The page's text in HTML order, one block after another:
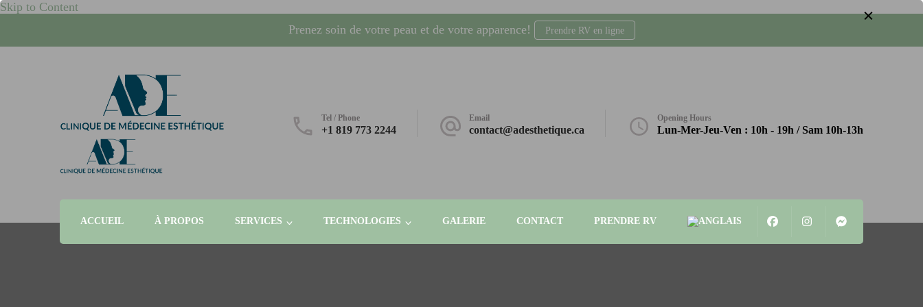
Skip to Content
Prenez soin de votre peau et de votre apparence!
Prendre RV en ligne
whcrand
Injections Botox, fillers, visage, technologies microneedling, laser, radio-fréquence. Gatineau, Plateau AGORA
Tel / Phone
+1 819 773 2244
Email
contact@adesthetique.ca
Opening Hours
Lun-Mer-Jeu-Ven : 10h - 19h / Sam 10h-13h
ACCUEIL À PROPOS SERVICES TECHNOLOGIES GALERIE CONTACT PRENDRE RV